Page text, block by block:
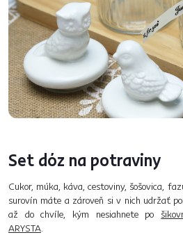
Set dóz na potraviny
Cukor, múka, káva, cestoviny, šošovica,
surovín máte a zároveň si v nich udržať
až do chvíle, kým nesiahnete po
ARYSTA.